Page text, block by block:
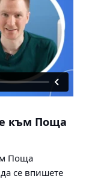
към Поща
Поща
се впишете